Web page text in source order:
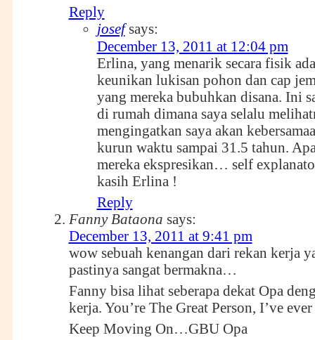
Reply
josef says:
December 13, 2011 at 12:04 pm
Erlina, yang menarik secara fisik
keunikan lukisan pohon dan cap
yang mereka bubuhkan disana. Ini
di rumah dimana saya selalu
mengingatkan saya akan
kurun waktu sampai 31.5 tahun.
mereka ekspresikan… self
kasih Erlina !
Reply
Fanny Bataona says:
December 13, 2011 at 9:41 pm
wow sebuah kenangan dari rekan kerja
pastinya sangat bermakna…
Fanny bisa lihat seberapa dekat Opa
kerja. You’re The Great Person, I’ve
Keep Moving On…GBU Opa